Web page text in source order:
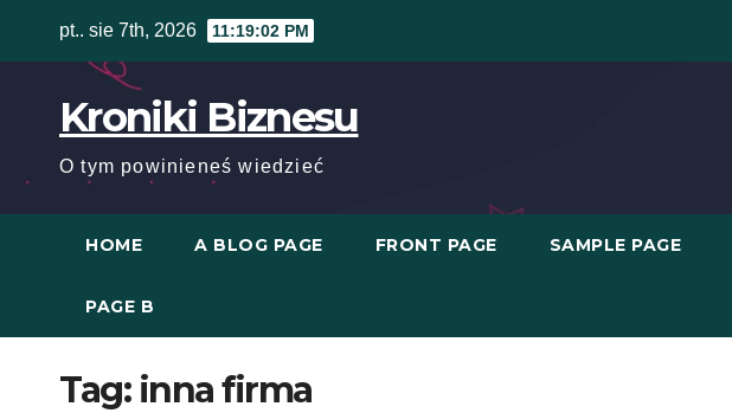
pt.. sie 7th, 2026 11:19:02 PM
Kroniki Biznesu
O tym powinieneś wiedzieć
HOME A BLOG PAGE FRONT PAGE SAMPLE PAGE
PAGE B
Tag: inna firma